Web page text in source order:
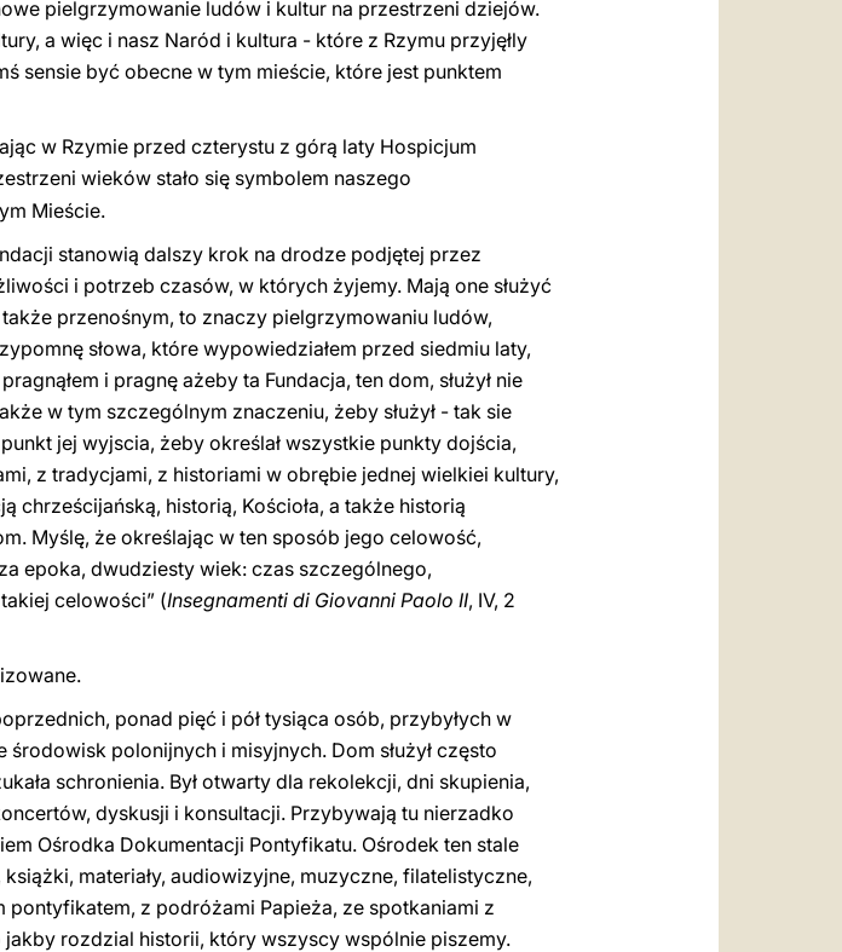
pielgrzymowanie ludów i kultur na przestrzeni dziejów.
a więc i nasz Naród i kultura - które z Rzymu przyjęłly
sensie być obecne w tym mieście, które jest punktem
w Rzymie przed czterystu z górą laty Hospicjum
wieków stało się symbolem naszego
Mieście.
stanowią dalszy krok na drodze podjętej przez
i potrzeb czasów, w których żyjemy. Mają one służyć
przenośnym, to znaczy pielgrzymowaniu ludów,
słowa, które wypowiedziałem przed siedmiu laty,
i pragnę ażeby ta Fundacja, ten dom, służył nie
w tym szczególnym znaczeniu, żeby służył - tak sie
jej wyjscia, żeby określał wszystkie punkty dojścia,
z tradycjami, z historiami w obrębie jednej wielkiei kultury,
historią, Kościoła, a także historią
Myślę, że określając w ten sposób jego celowość,
epoka, dwudziesty wiek: czas szczególnego,
celowości” (Insegnamenti di Giovanni Paolo II, IV, 2
ponad pięć i pół tysiąca osób, przybyłych w
polonijnych i misyjnych. Dom służył często
schronienia. Był otwarty dla rekolekcji, dni skupienia,
dyskusji i konsultacji. Przybywają tu nierzadko
Ośrodka Dokumentacji Pontyfikatu. Ośrodek ten stale
materiały, audiowizyjne, muzyczne, filatelistyczne,
z podróżami Papieża, ze spotkaniami z
rozdzial historii, który wszyscy wspólnie piszemy.